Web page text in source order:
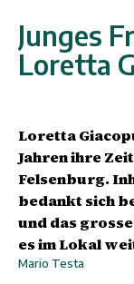
Junges
Loretta
Loretta
Jahren ihre
Felsenburg.
bedankt sich
und das
es im Lokal
Mario Testa